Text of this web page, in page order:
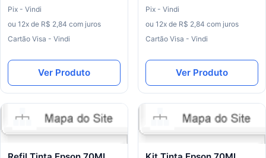
Pix - Vindi
ou 12x de R$ 2,84 com juros
Cartão Visa - Vindi
Ver Produto
Pix - Vindi
ou 12x de R$ 2,84 com juros
Cartão Visa - Vindi
Ver Produto